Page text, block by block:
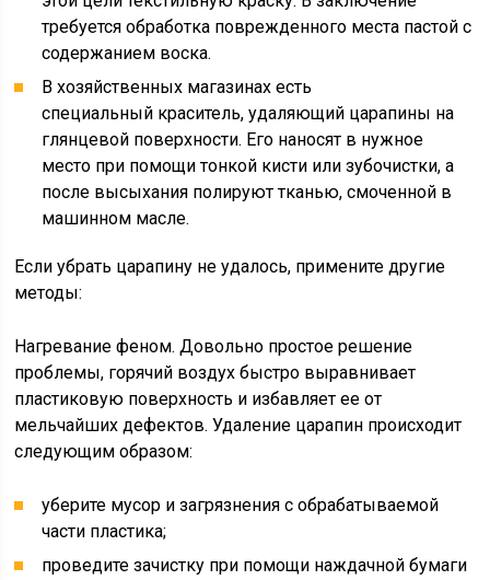
требуется обработка поврежденного места пастой с
содержанием воска.
В хозяйственных магазинах есть
специальный краситель, удаляющий царапины на
глянцевой поверхности. Его наносят в нужное
место при помощи тонкой кисти или зубочистки, а
после высыхания полируют тканью, смоченной в
машинном масле.
Если убрать царапину не удалось, примените другие
методы:
Нагревание феном. Довольно простое решение
проблемы, горячий воздух быстро выравнивает
пластиковую поверхность и избавляет ее от
мельчайших дефектов. Удаление царапин происходит
следующим образом:
уберите мусор и загрязнения с обрабатываемой
части пластика;
проведите зачистку при помощи наждачной бумаги